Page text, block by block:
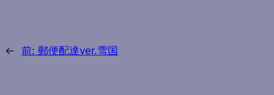
← 前: 郵便配達ver.雪国